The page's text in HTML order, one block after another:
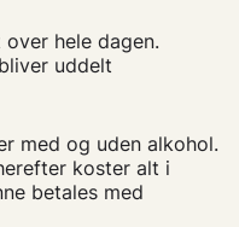
hele dagen.
uddelt
med og uden alkohol.
koster alt i
betales med